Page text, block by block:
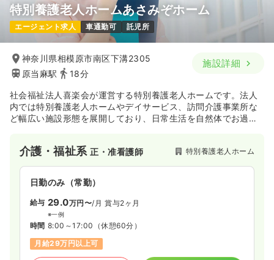
特別養護老人ホームあさみぞホーム
エージェント求人 車通勤可 託児所
神奈川県相模原市南区下溝2305
原当麻駅
18分
施設詳細
社会福祉法人喜楽会が運営する特別養護老人ホームです。法人
内では特別養護老人ホームやデイサービス、訪問介護事業所な
ど幅広い施設形態を展開しており、日常生活を自然体でお過ご
介護・福祉系正・准看護師 特別養護老人ホーム
日勤のみ（常勤）
給与 29.0万円〜/月 賞与2ヶ月
※一例
時間 8:00～17:00 （休憩60分）
月給29万円以上可